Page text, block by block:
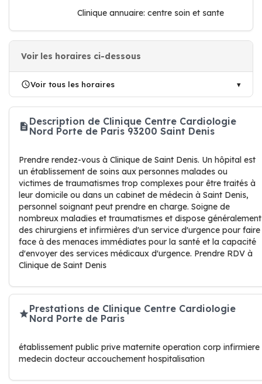
Clinique annuaire: centre soin et sante
Voir les horaires ci-dessous
Voir tous les horaires
Description de Clinique Centre Cardiologie
Nord Porte de Paris 93200 Saint Denis
Prendre rendez-vous à Clinique de Saint Denis. Un hôpital est
un établissement de soins aux personnes malades ou
victimes de traumatismes trop complexes pour être traités à
leur domicile ou dans un cabinet de médecin à Saint Denis,
personnel soignant peut prendre en charge. Soigne de
nombreux maladies et traumatismes et dispose généralement
des chirurgiens et infirmières d'un service d'urgence pour faire
face à des menaces immédiates pour la santé et la capacité
d'envoyer des services médicaux d'urgence. Prendre RDV à
Clinique de Saint Denis
Prestations de Clinique Centre Cardiologie
Nord Porte de Paris
établissement public prive maternite operation corp infirmiere
medecin docteur accouchement hospitalisation